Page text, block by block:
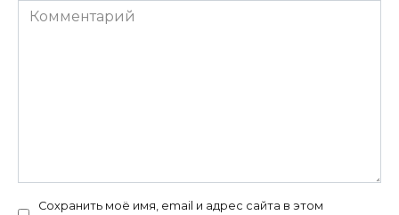
Комментарий
Сохранить моё имя, email и адрес сайта в этом